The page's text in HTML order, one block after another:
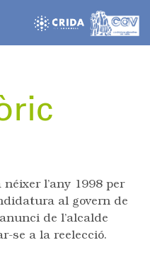
néixer l’any 1998 per
al govern de
de l’alcalde
se a la reelecció.